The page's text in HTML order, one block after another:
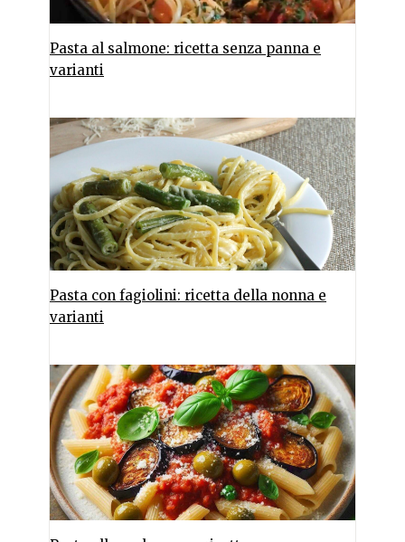
Pasta al salmone: ricetta senza panna e
varianti
Pasta con fagiolini: ricetta della nonna e
varianti